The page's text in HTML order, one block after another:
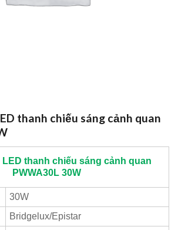
thanh chiếu sáng cảnh quan
thanh chiếu sáng cảnh quan
PWWA30L 30W
30W
Bridgelux/Epistar